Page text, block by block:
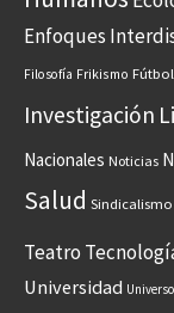
Enfoques
Filosofía Frikismo Fútbol
Investigación
Nacionales Noticias
Salud Sindicalismo
Teatro
Universidad